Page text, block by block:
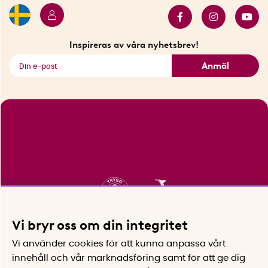
Inspireras av våra nyhetsbrev!
Anmäl
Vi bryr oss om din integritet
Vi använder cookies för att kunna anpassa vårt
innehåll och vår marknadsföring samt för att ge dig